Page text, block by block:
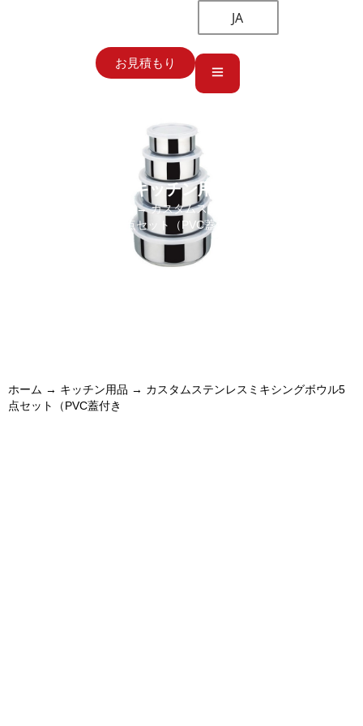
JA
お見積もり
キッチン用品
→ カスタムステンレスミキシングボウル5
点セット（PVC蓋付き
ホーム → キッチン用品 → カスタムステンレスミキシングボウル5
点セット（PVC蓋付き